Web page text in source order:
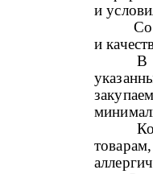
и
и
В